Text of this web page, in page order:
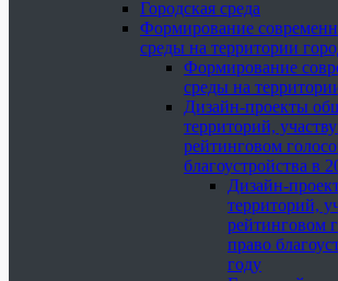
Городская среда
Формирование
среды на территории
Формирование
среды на
Дизайн-проекты
территорий,
рейтинговом
благоустройства в
Дизайн-
территорий,
рейтинговом
право
году